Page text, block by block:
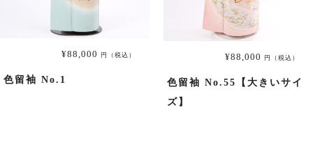
¥88,000 円（税込）
色留袖 No.1
¥88,000 円（税込）
色留袖 No.55【大きいサイ
ズ】